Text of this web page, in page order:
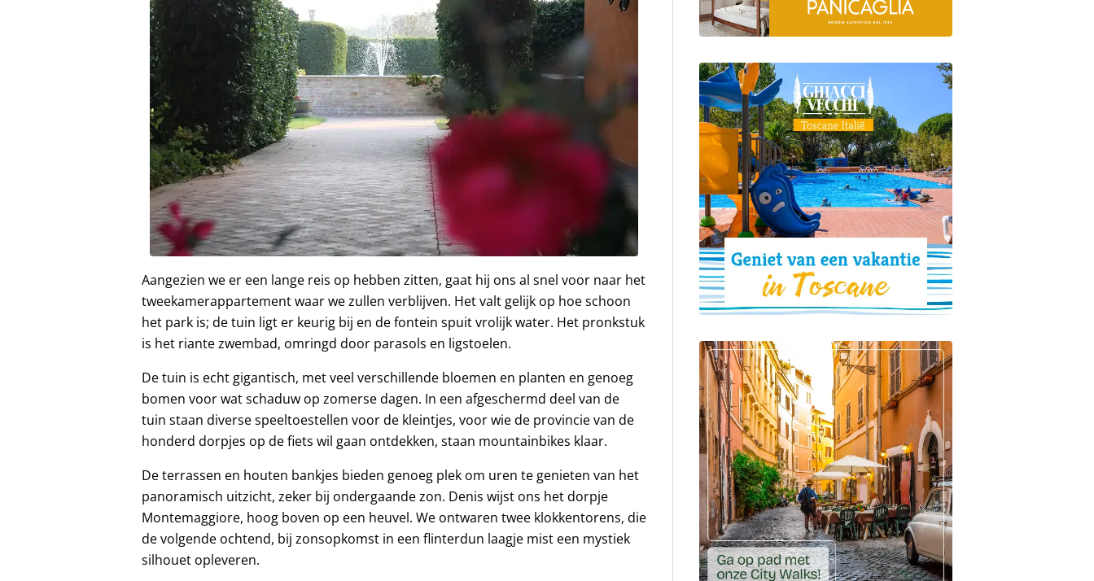
Aangezien we er een lange reis op hebben zitten, gaat hij ons al snel voor naar het
tweekamerappartement waar we zullen verblijven. Het valt gelijk op hoe schoon
het park is; de tuin ligt er keurig bij en de fontein spuit vrolijk water. Het pronkstuk
is het riante zwembad, omringd door parasols en ligstoelen.
De tuin is echt gigantisch, met veel verschillende bloemen en planten en genoeg
bomen voor wat schaduw op zomerse dagen. In een afgeschermd deel van de
tuin staan diverse speeltoestellen voor de kleintjes, voor wie de provincie van de
honderd dorpjes op de fiets wil gaan ontdekken, staan mountainbikes klaar.
De terrassen en houten bankjes bieden genoeg plek om uren te genieten van het
panoramisch uitzicht, zeker bij ondergaande zon. Denis wijst ons het dorpje
Montemaggiore, hoog boven op een heuvel. We ontwaren twee klokkentorens, die
de volgende ochtend, bij zonsopkomst in een flinterdun laagje mist een mystiek
silhouet opleveren.